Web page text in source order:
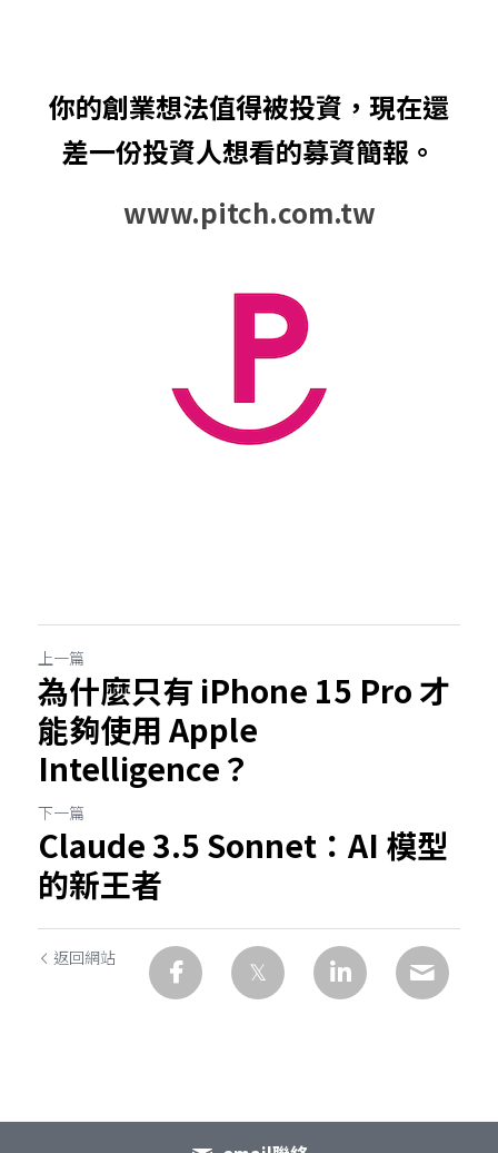
你的創業想法值得被投資，現在還
差一份投資人想看的募資簡報。
www.pitch.com.tw
上一篇
為什麼只有 iPhone 15 Pro 才
能夠使用 Apple
Intelligence？
下一篇
Claude 3.5 Sonnet：AI 模型
的新王者
返回網站